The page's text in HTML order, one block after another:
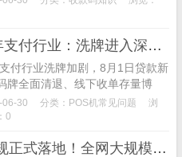
分享商家收款码挑选、办理避坑
2026下半年支付行业：洗牌进入深水区，这六条趋势你得看懂
付行业洗牌加剧，8月1日贷款新
牌全面清退、线下收单存量博
、跨境支付崛起、信用卡收缩成
度拆解行业新规与市场变化，为
06-30 分类： POS机常见问题
浏
0
6月微信新规正式落地！全网大规模封号潮开启，支付从业者大面积中招